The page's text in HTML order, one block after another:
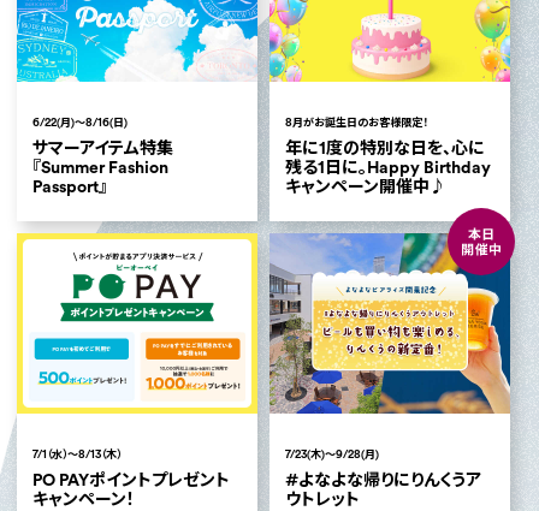
6/22(月)～8/16(日)
サマーアイテム特集
『Summer Fashion
Passport』
8月がお誕生日のお客様限定！
年に1度の特別な日を、心に
残る1日に。Happy Birthday
キャンペーン開催中♪
7/1（水）～8/13（木）
PO PAYポイントプレゼント
キャンペーン！
7/23(木)～9/28(月)
#よなよな帰りにりんくうア
ウトレット